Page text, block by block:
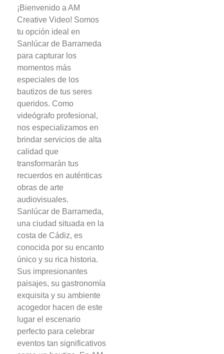
¡Bienvenido a AM
Creative Video! Somos
tu opción ideal en
Sanlúcar de Barrameda
para capturar los
momentos más
especiales de los
bautizos de tus seres
queridos. Como
videógrafo profesional,
nos especializamos en
brindar servicios de alta
calidad que
transformarán tus
recuerdos en auténticas
obras de arte
audiovisuales.
Sanlúcar de Barrameda,
una ciudad situada en la
costa de Cádiz, es
conocida por su encanto
único y su rica historia.
Sus impresionantes
paisajes, su gastronomía
exquisita y su ambiente
acogedor hacen de este
lugar el escenario
perfecto para celebrar
eventos tan significativos